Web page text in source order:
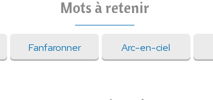
Mots à retenir
Fanfaronner Arc-en-ciel